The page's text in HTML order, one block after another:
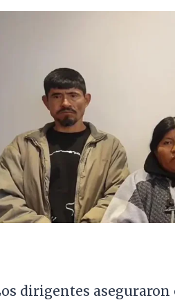
dirigentes aseguraron